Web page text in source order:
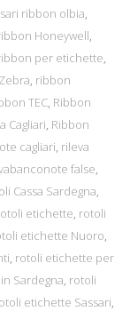
ribbon olbia,
Honeywell,
per etichette,
, ribbon
TEC, Ribbon
Cagliari, Ribbon
cagliari, rileva
false,
Cassa Sardegna,
etichette, rotoli
etichette Nuoro,
, rotoli etichette per
Sardegna, rotoli
etichette Sassari,